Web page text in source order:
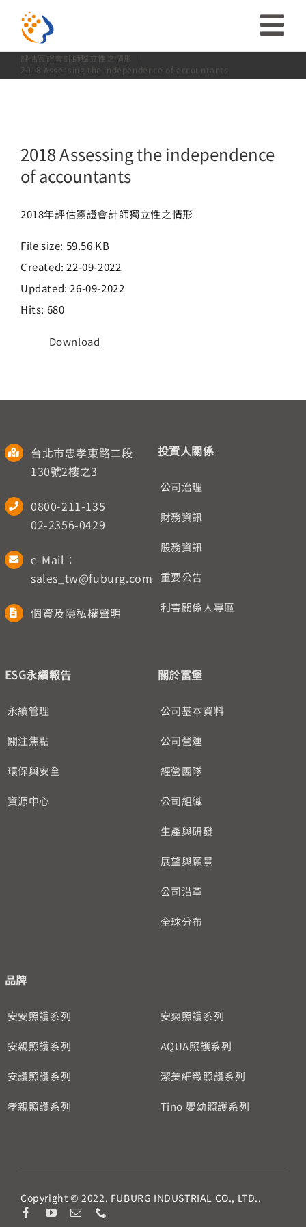
內
收
合
航
關於富堡
社會共榮
品牌介紹
人才招募
English
2018 Assessing the independence of
accountants
Home:
評估簽證會計師獨立性之情形
2018 Assessing the independence of accountants
2018 Assessing the independence
of accountants
2018年評估簽證會計師獨立性之情形
File size: 59.56 KB
Created: 22-09-2022
Updated: 26-09-2022
Hits: 680
Download
台北市忠孝東路二段
130號2樓之3
0800-211-135
02-2356-0429
e-Mail：
sales_tw@fuburg.com
個資及隱私權聲明
投資人關係
公司治理
財務資訊
股務資訊
重要公告
利害關係人專區
ESG永續報告
永續管理
關注焦點
環保與安全
資源中心
關於富堡
公司基本資料
公司營運
經營團隊
公司組織
生產與研發
展望與願景
公司沿革
全球分布
品牌
安安照護系列
安親照護系列
安護照護系列
孝親照護系列
安爽照護系列
AQUA照護系列
潔美細緻照護系列
Tino 嬰幼照護系列
Copyright © 2022. FUBURG INDUSTRIAL CO., LTD..